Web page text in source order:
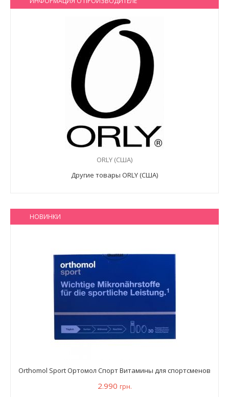
ORLY (США)
Другие товары ORLY (США)
НОВИНКИ
Orthomol Sport Ортомол Спорт Витамины для спортсменов
2.990 грн.